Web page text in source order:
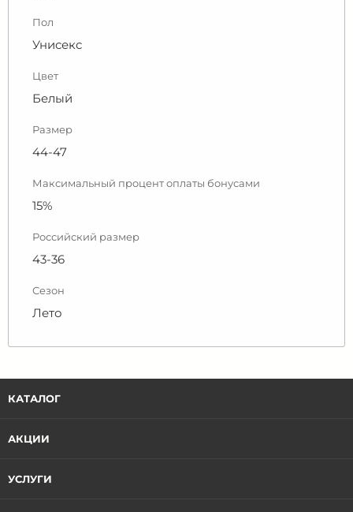
Пол
Унисекс
Цвет
Белый
Размер
44-47
Максимальный процент оплаты бонусами
15%
Российский размер
43-36
Сезон
Лето
КАТАЛОГ
АКЦИИ
УСЛУГИ